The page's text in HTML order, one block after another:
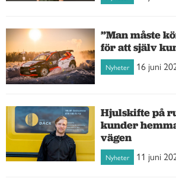
”Man måste
för att själv
Nyheter 16 juni
Hjulskifte på
kunder
vägen
Nyheter 11 juni